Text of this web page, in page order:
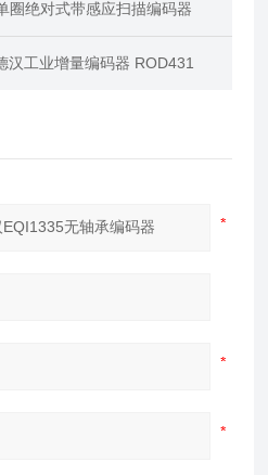
圈绝对式带感应扫描编码器
汉工业增量编码器​ ROD431